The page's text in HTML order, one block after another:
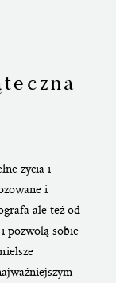
życia i
i
ale też od
pozwolą sobie
→